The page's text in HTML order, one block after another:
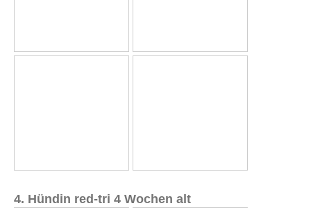
4. Hündin red-tri 4 Wochen alt